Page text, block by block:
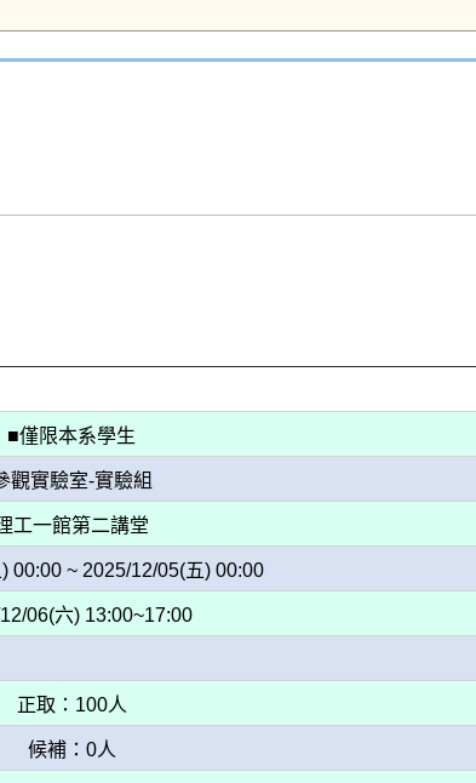
■僅限本系學生
觀實驗室-實驗組
工一館第二講堂
00:00 ~ 2025/12/05(五) 00:00
06(六) 13:00~17:00
正取：100人
候補：0人